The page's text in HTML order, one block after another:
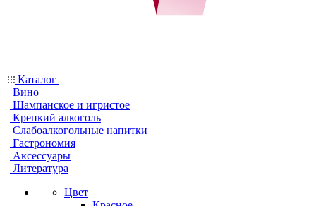
Каталог
Вино
Шампанское и игристое
Крепкий алкоголь
Слабоалкогольные напитки
Гастрономия
Аксессуары
Литература
Цвет